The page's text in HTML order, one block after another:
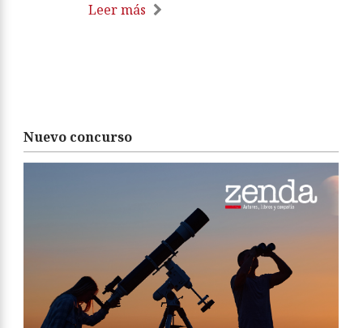
Leer más
Nuevo concurso